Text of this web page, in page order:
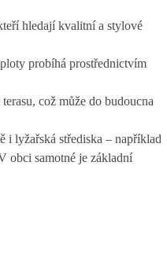
hledají kvalitní a stylové
probíhá prostřednictvím
což může do budoucna
i lyžařská střediska – například
obci samotné je základní